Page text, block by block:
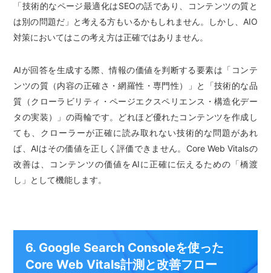
「技術的なページ最適化はSEOの話であり、コンテンツの質と
は別の問題だ」と考える方もいるかもしれません。しかし、AIO
対策においてはこの考え方は正確ではありません。
AIが回答を生成する際、情報の価値を判断する要素は「コンテ
ンツの質（内容の正確さ・網羅性・専門性）」と「技術的な品
質（クローラビリティ・ページエクスペリエンス・構造化デー
タの実装）」の両輪です。どれほど優れたコンテンツを作成し
ても、クローラーが正確に読み取れない技術的な問題があれ
ば、AIはその価値を正しく評価できません。Core Web Vitalsの
改善は、コンテンツの価値をAIに正確に伝えるための「橋渡
し」として機能します。
6. Google Search Consoleを使った
Core Web Vitals計測と改善フロー